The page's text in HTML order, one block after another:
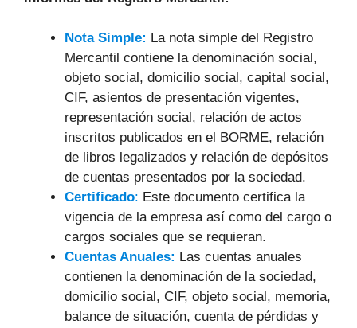
Nota Simple: La nota simple del Registro
Mercantil contiene la denominación social,
objeto social, domicilio social, capital social,
CIF, asientos de presentación vigentes,
representación social, relación de actos
inscritos publicados en el BORME, relación
de libros legalizados y relación de depósitos
de cuentas presentados por la sociedad.
Certificado: Este documento certifica la
vigencia de la empresa así como del cargo o
cargos sociales que se requieran.
Cuentas Anuales: Las cuentas anuales
contienen la denominación de la sociedad,
domicilio social, CIF, objeto social, memoria,
balance de situación, cuenta de pérdidas y